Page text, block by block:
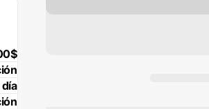
día